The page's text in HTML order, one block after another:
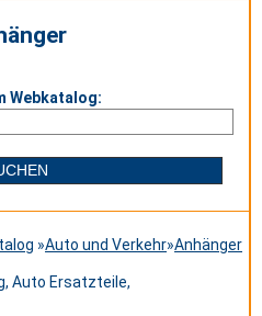
Webkatalog:
»Auto und Verkehr»Anhänger
Auto Ersatzteile,